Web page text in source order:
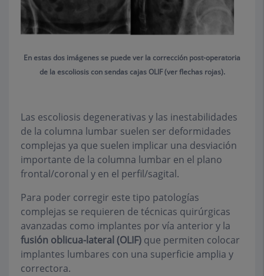
En estas dos imágenes se puede ver la corrección post-operatoria
de la escoliosis con sendas cajas OLIF (ver flechas rojas).
Las escoliosis degenerativas y las inestabilidades
de la columna lumbar suelen ser deformidades
complejas ya que suelen implicar una desviación
importante de la columna lumbar en el plano
frontal/coronal y en el perfil/sagital.
Para poder corregir este tipo patologías
complejas se requieren de técnicas quirúrgicas
avanzadas como implantes por vía anterior y la
fusión oblicua-lateral (OLIF) que permiten colocar
implantes lumbares con una superficie amplia y
correctora.